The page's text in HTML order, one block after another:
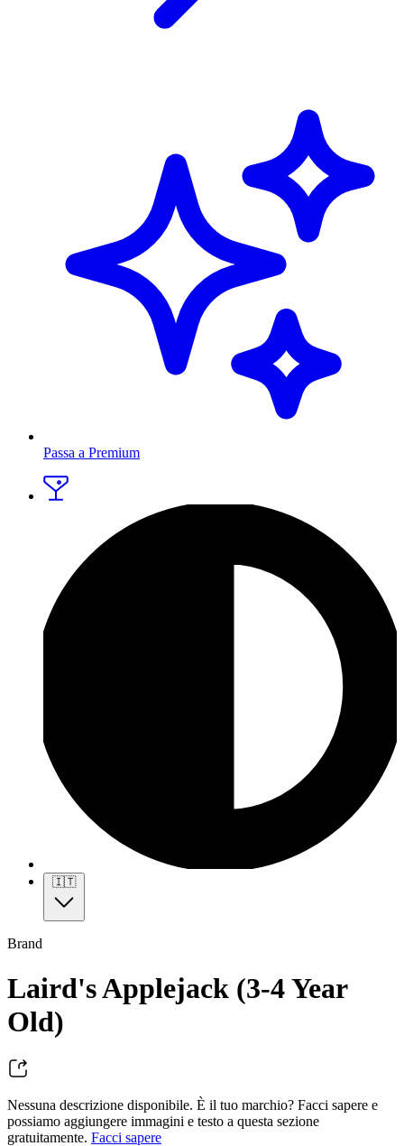
Passa a Premium
🇮🇹
Brand
Laird's Applejack (3-4 Year
Old)
Nessuna descrizione disponibile. È il tuo marchio? Facci sapere e
possiamo aggiungere immagini e testo a questa sezione
gratuitamente. Facci sapere